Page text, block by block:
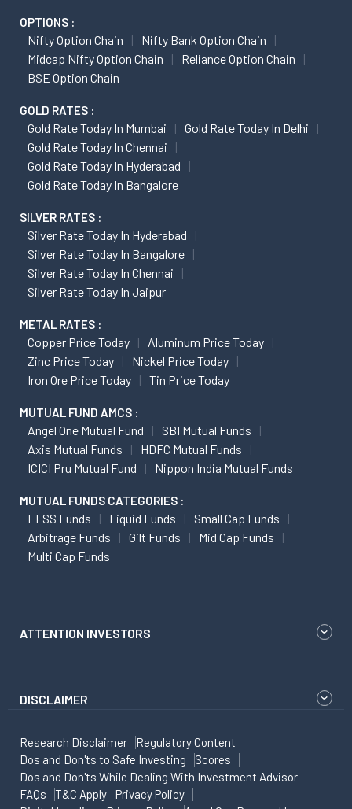
OPTIONS :
Nifty Option Chain
Nifty Bank Option Chain
Midcap Nifty Option Chain
Reliance Option Chain
BSE Option Chain
GOLD RATES :
Gold Rate Today In Mumbai
Gold Rate Today In Delhi
Gold Rate Today In Chennai
Gold Rate Today In Hyderabad
Gold Rate Today In Bangalore
SILVER RATES :
Silver Rate Today In Hyderabad
Silver Rate Today In Bangalore
Silver Rate Today In Chennai
Silver Rate Today In Jaipur
METAL RATES :
Copper Price Today
Aluminum Price Today
Zinc Price Today
Nickel Price Today
Iron Ore Price Today
Tin Price Today
MUTUAL FUND AMCS :
Angel One Mutual Fund
SBI Mutual Funds
Axis Mutual Funds
HDFC Mutual Funds
ICICI Pru Mutual Fund
Nippon India Mutual Funds
MUTUAL FUNDS CATEGORIES :
ELSS Funds Liquid Funds
Small Cap Funds
Arbitrage Funds
Gilt Funds
Mid Cap Funds
Multi Cap Funds
ATTENTION INVESTORS
DISCLAIMER
Research Disclaimer
Regulatory Content
Dos and Don'ts to Safe Investing
Scores
Dos and Don'ts While Dealing With Investment Advisor
FAQs
T&C Apply
Privacy Policy